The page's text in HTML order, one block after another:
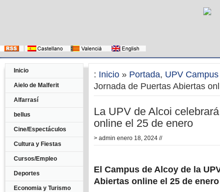
Inicio
Aielo de Malferit
Alfarrasí
bellus
Cine/Espectáculos
Cultura y Fiestas
Cursos/Empleo
Deportes
Economia y Turismo
: Inicio » Portada, UPV
Jornada de Puertas Abiertas
La UPV de Alcoi
online el 25 de enero
> admin enero 18, 2024 //
El Campus de Alcoy de la
Abiertas online el 25 de enero